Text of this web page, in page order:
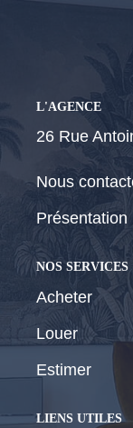
L'AGENCE
26 Rue
Nous
Présentation
NOS SERVICES
Acheter
Louer
Estimer
LIENS UTILES